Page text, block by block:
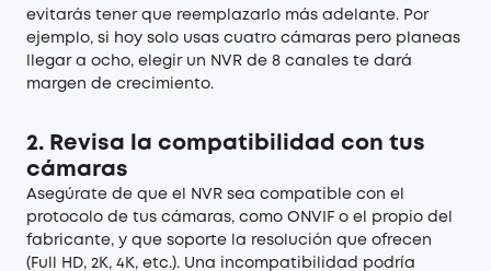
evitarás tener que reemplazarlo más adelante. Por
ejemplo, si hoy solo usas cuatro cámaras pero planeas
llegar a ocho, elegir un NVR de 8 canales te dará
margen de crecimiento.
2. Revisa la compatibilidad con tus
cámaras
Asegúrate de que el NVR sea compatible con el
protocolo de tus cámaras, como ONVIF o el propio del
fabricante, y que soporte la resolución que ofrecen
(Full HD, 2K, 4K, etc.). Una incompatibilidad podría